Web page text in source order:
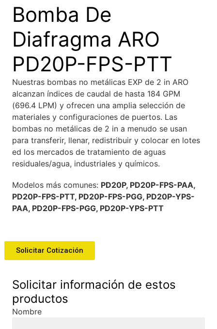
Bomba De
Diafragma ARO
PD20P-FPS-PTT
Nuestras bombas no metálicas EXP de 2 in ARO
alcanzan índices de caudal de hasta 184 GPM
(696.4 LPM) y ofrecen una amplia selección de
materiales y configuraciones de puertos. Las
bombas no metálicas de 2 in a menudo se usan
para transferir, llenar, redistribuir y colocar en lotes
ed los mercados de tratamiento de aguas
residuales/agua, industriales y químicos.
Modelos más comunes: PD20P, PD20P-FPS-PAA,
PD20P-FPS-PTT, PD20P-FPS-PGG, PD20P-YPS-
PAA, PD20P-FPS-PGG, PD20P-YPS-PTT
Solicitar Cotización
Solicitar información de estos
productos
Nombre